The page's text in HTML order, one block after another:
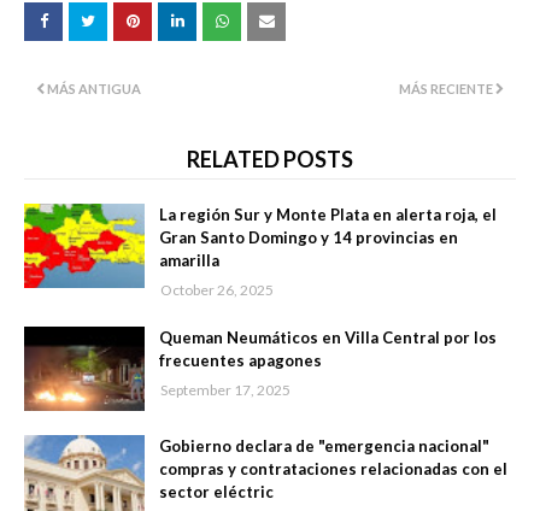
MÁS RECIENTE
MÁS ANTIGUA
RELATED POSTS
La región Sur y Monte Plata en alerta roja, el
Gran Santo Domingo y 14 provincias en
amarilla
October 26, 2025
Queman Neumáticos en Villa Central por los
frecuentes apagones
September 17, 2025
Gobierno declara de "emergencia nacional"
compras y contrataciones relacionadas con el
sector eléctric